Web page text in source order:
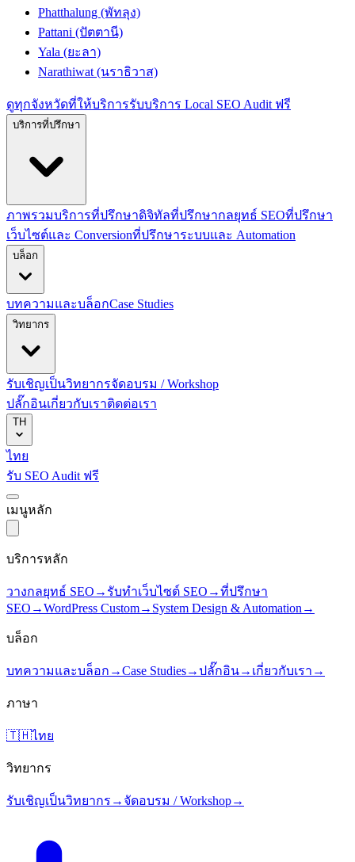
Phatthalung (พัทลุง)
Pattani (ปัตตานี)
Yala (ยะลา)
Narathiwat (นราธิวาส)
ดูทุกจังหวัดที่ให้บริการรับบริการ Local SEO Audit ฟรี
บริการที่ปรึกษา
ภาพรวมบริการที่ปรึกษาดิจิทัลที่ปรึกษากลยุทธ์ SEOที่ปรึกษา
เว็บไซต์และ Conversionที่ปรึกษาระบบและ Automation
บล็อก
บทความและบล็อกCase Studies
วิทยากร
รับเชิญเป็นวิทยากรจัดอบรม / Workshop
ปลั๊กอินเกี่ยวกับเราติดต่อเรา
TH
ไทย
รับ SEO Audit ฟรี
เมนูหลัก
บริการหลัก
วางกลยุทธ์ SEO → รับทำเว็บไซต์ SEO →ที่ปรึกษา
SEO →WordPress Custom→ System Design & Automation →
บล็อก
บทความและบล็อก →Case Studies→ปลั๊กอิน→ เกี่ยวกับเรา →
ภาษา
🇹🇭ไทย
วิทยากร
รับเชิญเป็นวิทยากร → จัดอบรม / Workshop→